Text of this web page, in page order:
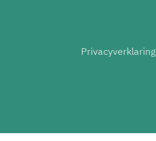
Privacyverklaring